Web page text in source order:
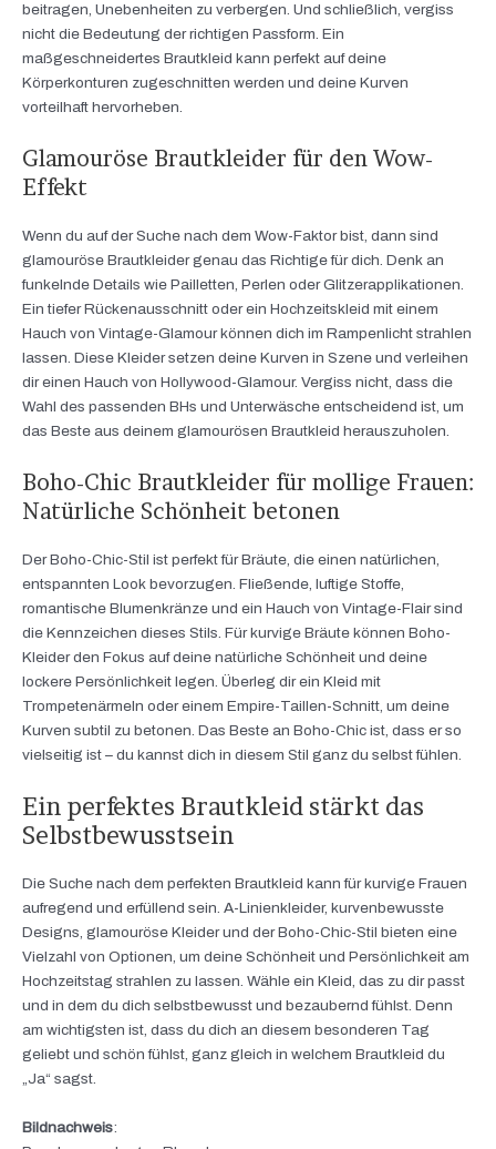
beitragen, Unebenheiten zu verbergen. Und schließlich, vergiss
nicht die Bedeutung der richtigen Passform. Ein
maßgeschneidertes Brautkleid kann perfekt auf deine
Körperkonturen zugeschnitten werden und deine Kurven
vorteilhaft hervorheben.
Glamouröse Brautkleider für den Wow-
Effekt
Wenn du auf der Suche nach dem Wow-Faktor bist, dann sind
glamouröse Brautkleider genau das Richtige für dich. Denk an
funkelnde Details wie Pailletten, Perlen oder Glitzerapplikationen.
Ein tiefer Rückenausschnitt oder ein Hochzeitskleid mit einem
Hauch von Vintage-Glamour können dich im Rampenlicht strahlen
lassen. Diese Kleider setzen deine Kurven in Szene und verleihen
dir einen Hauch von Hollywood-Glamour. Vergiss nicht, dass die
Wahl des passenden BHs und Unterwäsche entscheidend ist, um
das Beste aus deinem glamourösen Brautkleid herauszuholen.
Boho-Chic Brautkleider für mollige Frauen:
Natürliche Schönheit betonen
Der Boho-Chic-Stil ist perfekt für Bräute, die einen natürlichen,
entspannten Look bevorzugen. Fließende, luftige Stoffe,
romantische Blumenkränze und ein Hauch von Vintage-Flair sind
die Kennzeichen dieses Stils. Für kurvige Bräute können Boho-
Kleider den Fokus auf deine natürliche Schönheit und deine
lockere Persönlichkeit legen. Überleg dir ein Kleid mit
Trompetenärmeln oder einem Empire-Taillen-Schnitt, um deine
Kurven subtil zu betonen. Das Beste an Boho-Chic ist, dass er so
vielseitig ist – du kannst dich in diesem Stil ganz du selbst fühlen.
Ein perfektes Brautkleid stärkt das
Selbstbewusstsein
Die Suche nach dem perfekten Brautkleid kann für kurvige Frauen
aufregend und erfüllend sein. A-Linienkleider, kurvenbewusste
Designs, glamouröse Kleider und der Boho-Chic-Stil bieten eine
Vielzahl von Optionen, um deine Schönheit und Persönlichkeit am
Hochzeitstag strahlen zu lassen. Wähle ein Kleid, das zu dir passt
und in dem du dich selbstbewusst und bezaubernd fühlst. Denn
am wichtigsten ist, dass du dich an diesem besonderen Tag
geliebt und schön fühlst, ganz gleich in welchem Brautkleid du
„Ja“ sagst.
Bildnachweis: